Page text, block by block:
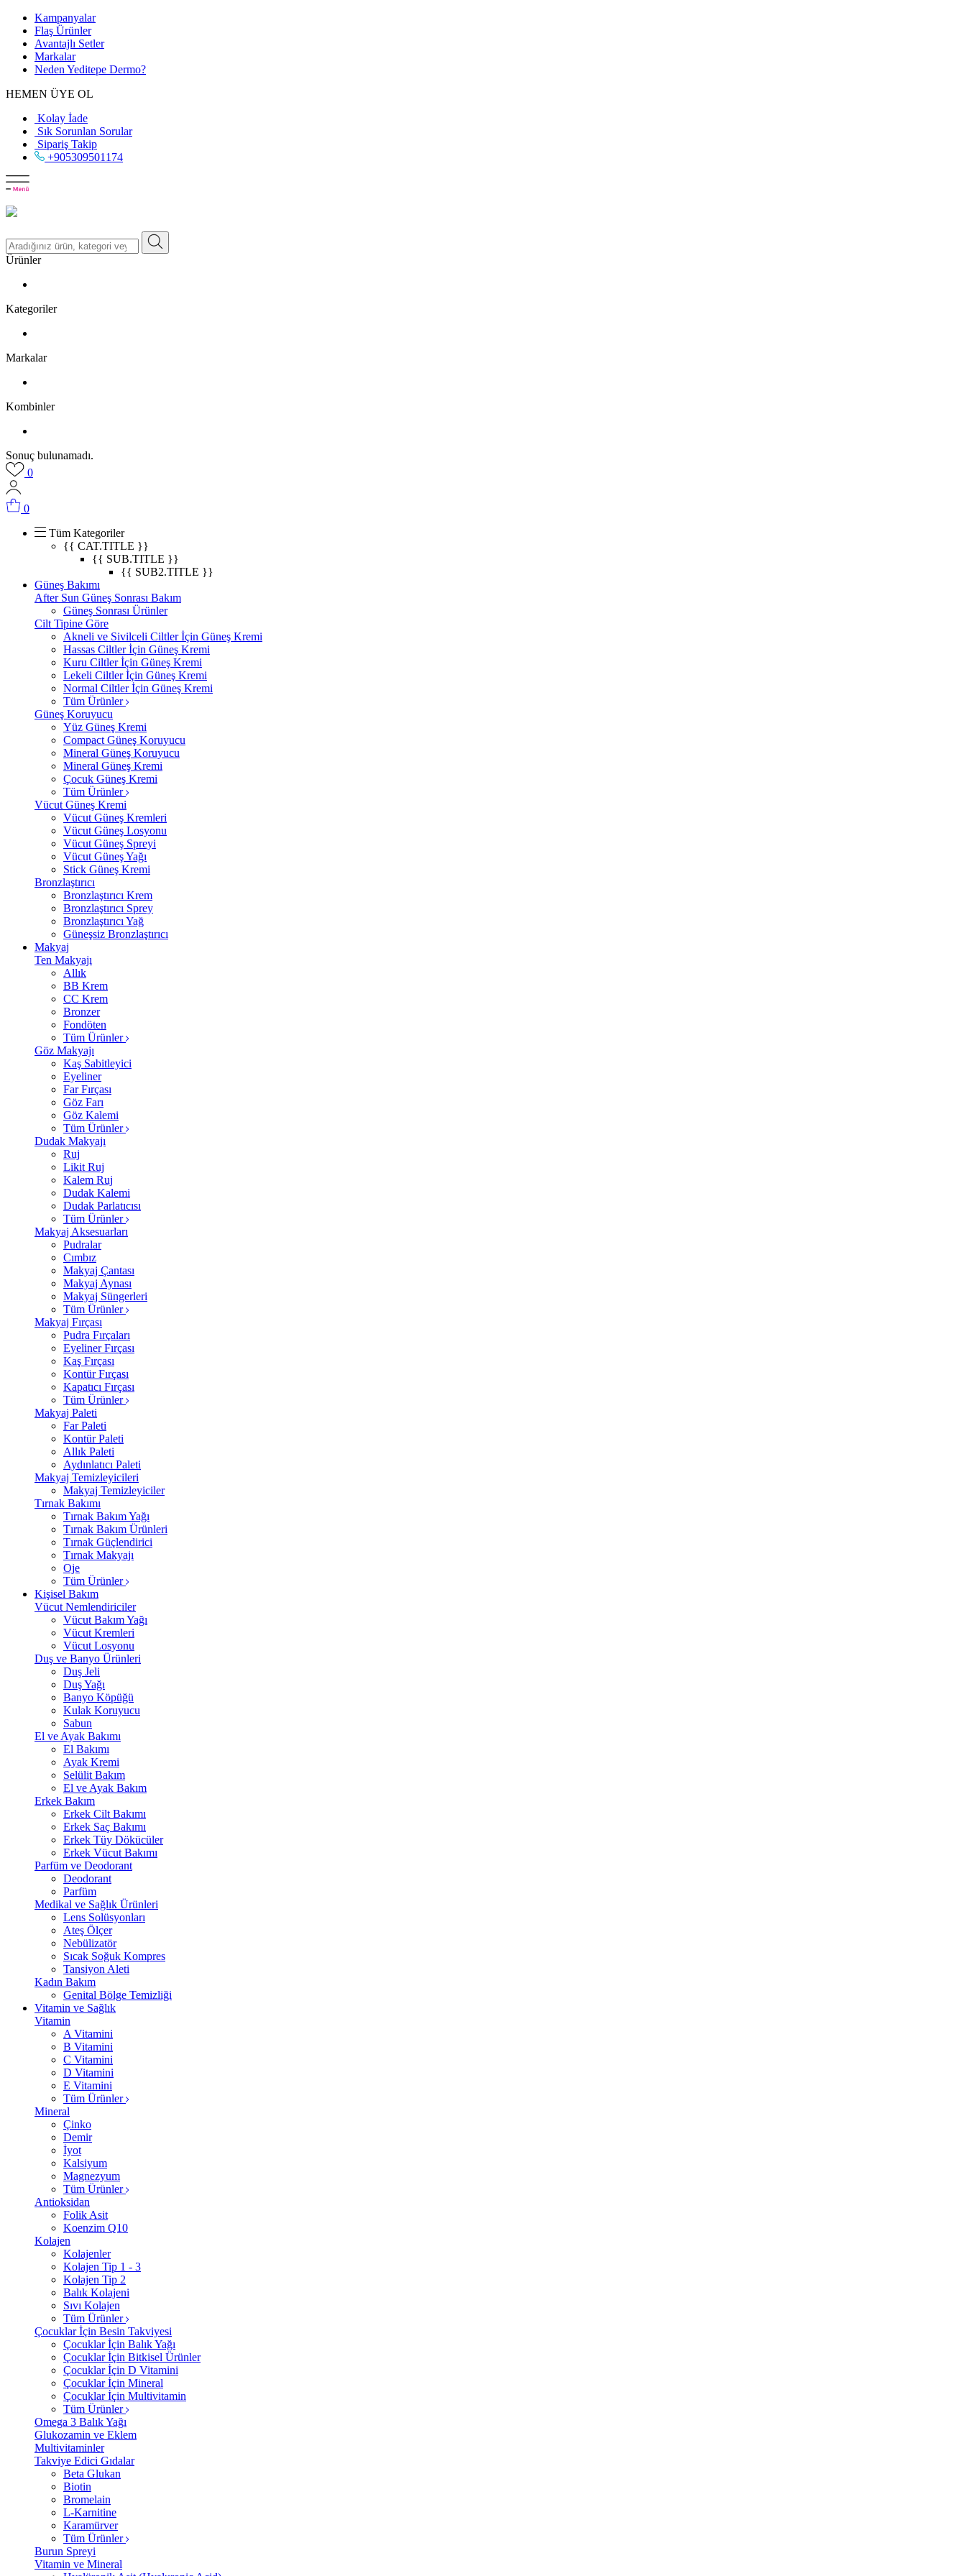
Kampanyalar
Flaş Ürünler
Avantajlı Setler
Markalar
Neden Yeditepe Dermo?
HEMEN ÜYE OL
Kolay İade
Sık Sorunlan Sorular
Sipariş Takip
+905309501174
Ürünler
Kategoriler
Markalar
Kombinler
Sonuç bulunamadı.
0
0
Tüm Kategoriler
{{ CAT.TITLE }}
{{ SUB.TITLE }}
{{ SUB2.TITLE }}
Güneş Bakımı
After Sun Güneş Sonrası Bakım
Güneş Sonrası Ürünler
Cilt Tipine Göre
Akneli ve Sivilceli Ciltler İçin Güneş Kremi
Hassas Ciltler İçin Güneş Kremi
Kuru Ciltler İçin Güneş Kremi
Lekeli Ciltler İçin Güneş Kremi
Normal Ciltler İçin Güneş Kremi
Tüm Ürünler
Güneş Koruyucu
Yüz Güneş Kremi
Compact Güneş Koruyucu
Mineral Güneş Koruyucu
Mineral Güneş Kremi
Çocuk Güneş Kremi
Tüm Ürünler
Vücut Güneş Kremi
Vücut Güneş Kremleri
Vücut Güneş Losyonu
Vücut Güneş Spreyi
Vücut Güneş Yağı
Stick Güneş Kremi
Bronzlaştırıcı
Bronzlaştırıcı Krem
Bronzlaştırıcı Sprey
Bronzlaştırıcı Yağ
Güneşsiz Bronzlaştırıcı
Makyaj
Ten Makyajı
Allık
BB Krem
CC Krem
Bronzer
Fondöten
Tüm Ürünler
Göz Makyajı
Kaş Sabitleyici
Eyeliner
Far Fırçası
Göz Farı
Göz Kalemi
Tüm Ürünler
Dudak Makyajı
Ruj
Likit Ruj
Kalem Ruj
Dudak Kalemi
Dudak Parlatıcısı
Tüm Ürünler
Makyaj Aksesuarları
Pudralar
Cımbız
Makyaj Çantası
Makyaj Aynası
Makyaj Süngerleri
Tüm Ürünler
Makyaj Fırçası
Pudra Fırçaları
Eyeliner Fırçası
Kaş Fırçası
Kontür Fırçası
Kapatıcı Fırçası
Tüm Ürünler
Makyaj Paleti
Far Paleti
Kontür Paleti
Allık Paleti
Aydınlatıcı Paleti
Makyaj Temizleyicileri
Makyaj Temizleyiciler
Tırnak Bakımı
Tırnak Bakım Yağı
Tırnak Bakım Ürünleri
Tırnak Güçlendirici
Tırnak Makyajı
Oje
Tüm Ürünler
Kişisel Bakım
Vücut Nemlendiriciler
Vücut Bakım Yağı
Vücut Kremleri
Vücut Losyonu
Duş ve Banyo Ürünleri
Duş Jeli
Duş Yağı
Banyo Köpüğü
Kulak Koruyucu
Sabun
El ve Ayak Bakımı
El Bakımı
Ayak Kremi
Selülit Bakım
El ve Ayak Bakım
Erkek Bakım
Erkek Cilt Bakımı
Erkek Saç Bakımı
Erkek Tüy Dökücüler
Erkek Vücut Bakımı
Parfüm ve Deodorant
Deodorant
Parfüm
Medikal ve Sağlık Ürünleri
Lens Solüsyonları
Ateş Ölçer
Nebülizatör
Sıcak Soğuk Kompres
Tansiyon Aleti
Kadın Bakım
Genital Bölge Temizliği
Vitamin ve Sağlık
Vitamin
A Vitamini
B Vitamini
C Vitamini
D Vitamini
E Vitamini
Tüm Ürünler
Mineral
Çinko
Demir
İyot
Kalsiyum
Magnezyum
Tüm Ürünler
Antioksidan
Folik Asit
Koenzim Q10
Kolajen
Kolajenler
Kolajen Tip 1 - 3
Kolajen Tip 2
Balık Kolajeni
Sıvı Kolajen
Tüm Ürünler
Çocuklar İçin Besin Takviyesi
Çocuklar İçin Balık Yağı
Çocuklar İçin Bitkisel Ürünler
Çocuklar İçin D Vitamini
Çocuklar İçin Mineral
Çocuklar İçin Multivitamin
Tüm Ürünler
Omega 3 Balık Yağı
Glukozamin ve Eklem
Multivitaminler
Takviye Edici Gıdalar
Beta Glukan
Biotin
Bromelain
L-Karnitine
Karamürver
Tüm Ürünler
Burun Spreyi
Vitamin ve Mineral